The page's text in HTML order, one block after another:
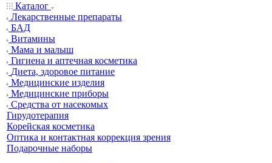
Каталог
Лекарственные препараты
БАД
Витамины
Мама и малыш
Гигиена и аптечная косметика
Диета, здоровое питание
Медицинские изделия
Медицинские приборы
Средства от насекомых
Гирудотерапия
Корейская косметика
Оптика и контактная коррекция зрения
Подарочные наборы